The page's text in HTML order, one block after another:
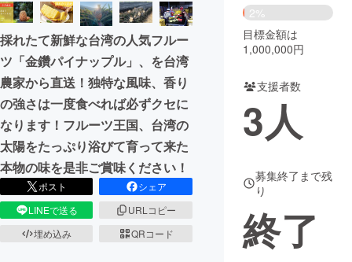
まちづくり・地域活性化
CAMPFIRE for Social Good
CAMPFIRE Creation
CAMPFIREふるさと納税machi-ya コミュニティ
採れたて新鮮な台湾の人気フルー
ツ「金鑽パイナップル」、を台湾
農家から直送！独特な風味、香り
の強さは一度食べれば必ずクセに
なります！フルーツ王国、台湾の
太陽をたっぷり浴びて育って来た
本物の味を是非ご賞味ください！
ポスト
シェア
LINEで送る
URLコピー
埋め込み
QRコード
2%
目標金額は
1,000,000円
支援者数
3人
募集終了まで残
り
終了